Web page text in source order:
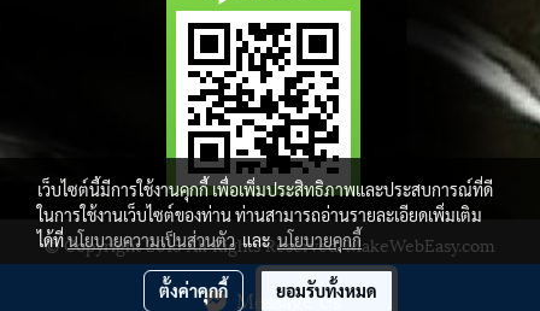
Message Us
© Copyright 2015 All Rights Reserved. MakeWebEasy.com
ผู้เข้าชมทั้งหมด3,784,711
เว็บไซต์นี้มีการใช้งานคุกกี้ เพื่อเพิ่มประสิทธิภาพและประสบการณ์ที่ดี
ในการใช้งานเว็บไซต์ของท่าน ท่านสามารถอ่านรายละเอียดเพิ่มเติม
ได้ที่นโยบายความเป็นส่วนตัวและนโยบายคุกกี้
ตั้งค่าคุกกี้ ยอมรับทั้งหมด